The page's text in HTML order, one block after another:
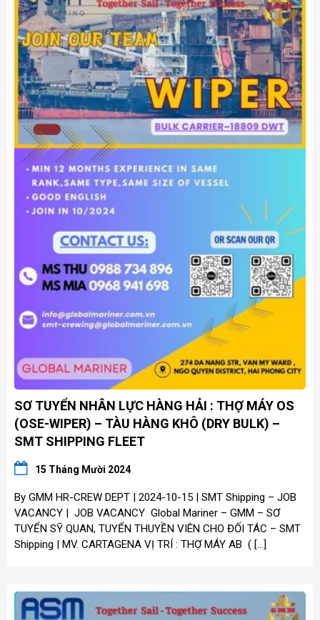
SƠ TUYỂN NHÂN LỰC HÀNG HẢI : THỢ MÁY OS
(OSE-WIPER) – TÀU HÀNG KHÔ (DRY BULK) –
SMT SHIPPING FLEET
15 Tháng Mười 2024
By GMM HR-CREW DEPT | 2024-10-15 | SMT Shipping – JOB
VACANCY | JOB VACANCY Global Mariner – GMM – SƠ
TUYỂN SỸ QUAN, TUYỂN THUYỀN VIÊN CHO ĐỐI TÁC – SMT
Shipping | MV. CARTAGENA VỊ TRÍ : THỢ MÁY AB ( […]